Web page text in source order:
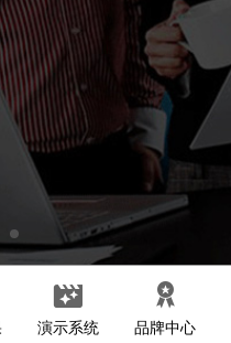
演示系统 品牌中心